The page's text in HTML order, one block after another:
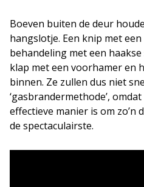
Boeven buiten de deur
hangslotje. Een knip met
behandeling met een
klap met een voorhamer en
binnen. Ze zullen dus niet
‘gasbrandermethode’,
effectieve manier is om zo’n
de spectaculairste.